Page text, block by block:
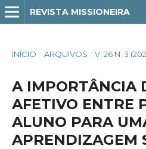
REVISTA MISSIONEIRA
INÍCIO / ARQUIVOS / V. 26 N. 3
A IMPORTÂNCIA
AFETIVO ENTRE
ALUNO PARA
APRENDIZAGEM